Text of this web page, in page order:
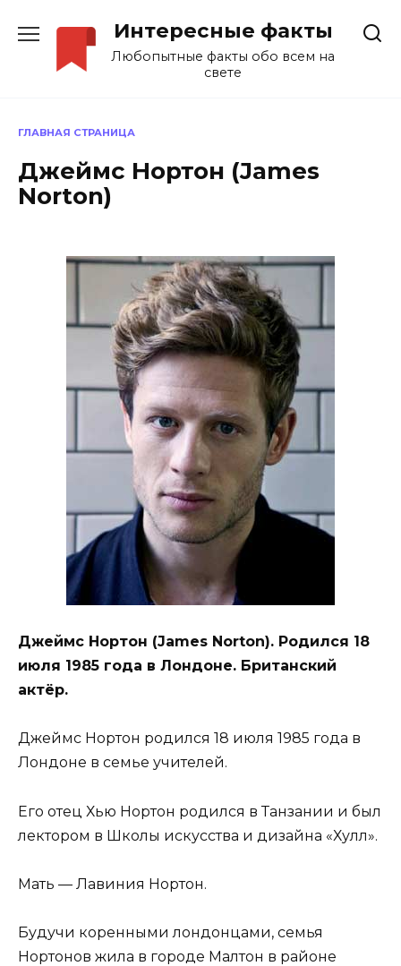
содержанию
Интересные факты
Любопытные факты обо всем на
свете
ГЛАВНАЯ СТРАНИЦА
Джеймс Нортон (James
Norton)
Джеймс Нортон (James Norton). Родился 18
июля 1985 года в Лондоне. Британский
актёр.
Джеймс Нортон родился 18 июля 1985 года в
Лондоне в семье учителей.
Его отец Хью Нортон родился в Танзании и был
лектором в Школы искусства и дизайна «Хулл».
Мать — Лавиния Нортон.
Будучи коренными лондонцами, семья
Нортонов жила в городе Малтон в районе